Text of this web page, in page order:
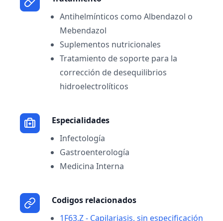
Antihelmínticos como Albendazol o
Mebendazol
Suplementos nutricionales
Tratamiento de soporte para la
corrección de desequilibrios
hidroelectrolíticos
Especialidades
Infectología
Gastroenterología
Medicina Interna
Codigos relacionados
1F63.Z - Capilariasis, sin especificación